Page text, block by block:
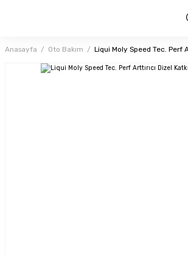
Anasayfa Oto Bakım Liqui Moly Speed Tec. Perf